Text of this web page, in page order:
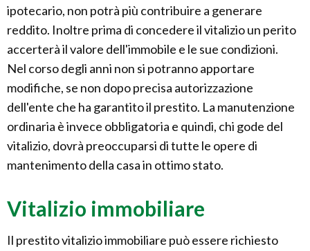
ipotecario, non potrà più contribuire a generare
reddito. Inoltre prima di concedere il vitalizio un perito
accerterà il valore dell'immobile e le sue condizioni.
Nel corso degli anni non si potranno apportare
modifiche, se non dopo precisa autorizzazione
dell'ente che ha garantito il prestito. La manutenzione
ordinaria è invece obbligatoria e quindi, chi gode del
vitalizio, dovrà preoccuparsi di tutte le opere di
mantenimento della casa in ottimo stato.
Vitalizio immobiliare
Il prestito vitalizio immobiliare può essere richiesto